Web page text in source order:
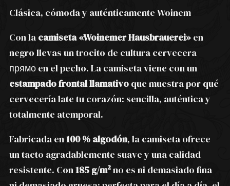
Clásica, cómoda y auténticamente Woinem
Con la camiseta «Woinemer Hausbrauerei» en
negro llevas un trocito de cultura cervecera
прямо en el pecho. La camiseta viene con un
estampado frontal llamativo que muestra por qué
cervecería late tu corazón: sencilla, auténtica y
totalmente atemporal.
Fabricada en100 % algodón, la camiseta ofrece
un tacto agradablemente suave y una calidad
resistente. Con185 g/m²no es ni demasiado fina